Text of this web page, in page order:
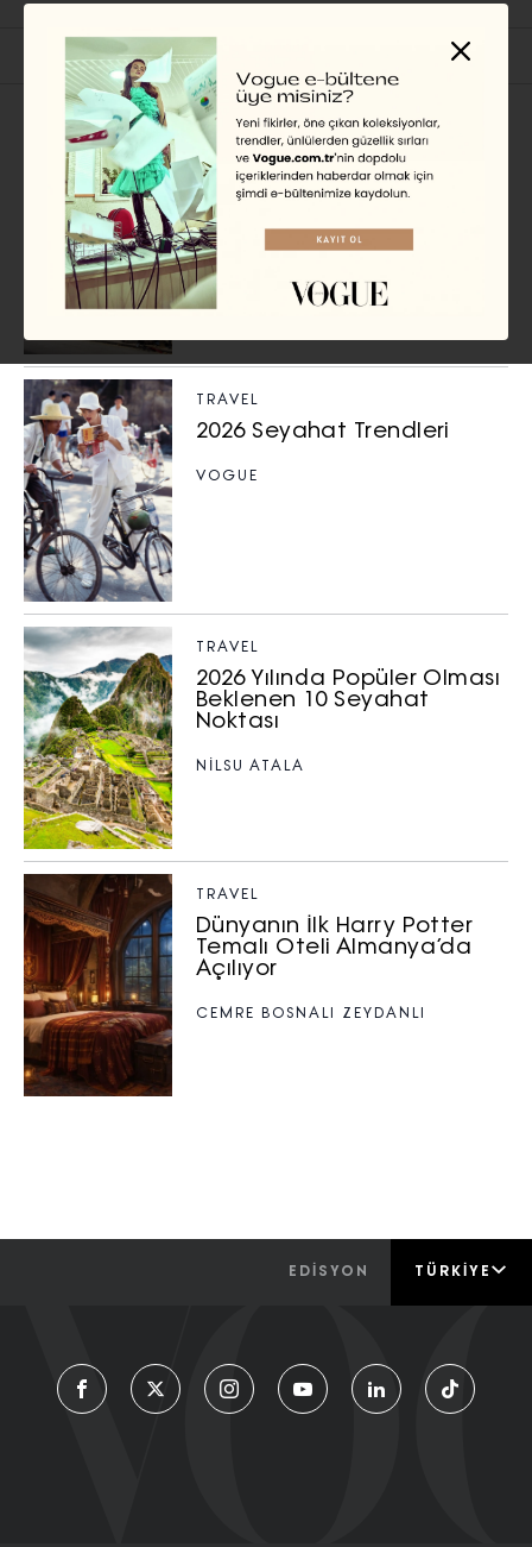
İlgili Başlıklar
TRAVEL
Karayipler’in Katmanlı Yüzü:
Porto Riko Gezi Rehberi
CEMRE BOSNALI ZEYDANLI
TRAVEL
2026 Seyahat Trendleri
VOGUE
TRAVEL
2026 Yılında Popüler Olması
Beklenen 10 Seyahat
Noktası
NILSU ATALA
TRAVEL
Dünyanın İlk Harry Potter
Temalı Oteli Almanya’da
Açılıyor
CEMRE BOSNALI ZEYDANLI
EDİSYON TÜRKIYE